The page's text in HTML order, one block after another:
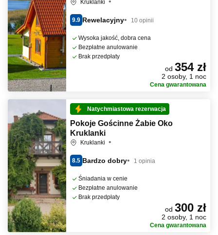
Kruklanki
9.9 Rewelacyjny 10 opinii
Wysoka jakość, dobra cena
Bezpłatne anulowanie
Brak przedpłaty
od 354 zł
2 osoby, 1 noc
Cena gwarantowana
Natychmiastowa rezerwacja
Pokoje Gościnne Żabie Oko
Kruklanki
Kruklanki
8.5 Bardzo dobry 1 opinia
Śniadania w cenie
Bezpłatne anulowanie
Brak przedpłaty
od 300 zł
2 osoby, 1 noc
Cena gwarantowana